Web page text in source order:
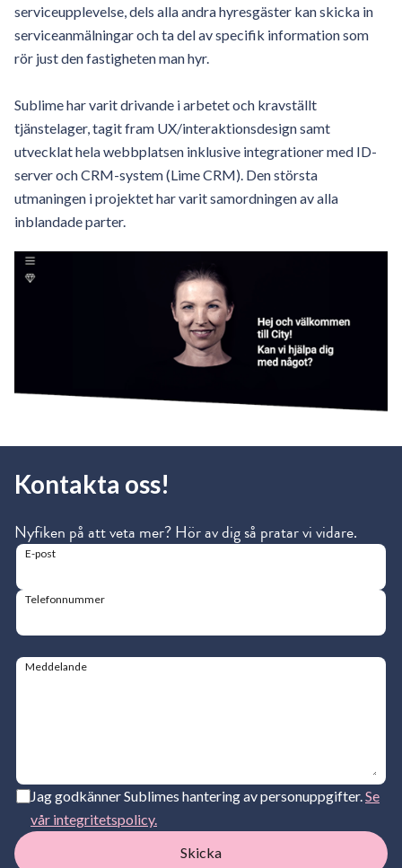
serviceupplevelse, dels alla andra hyresgäster kan skicka in
serviceanmälningar och ta del av specifik information som
rör just den fastigheten man hyr.
Sublime har varit drivande i arbetet och kravställt
tjänstelager, tagit fram UX/interaktionsdesign samt
utvecklat hela webbplatsen inklusive integrationer med ID-
server och CRM-system (Lime CRM). Den största
utmaningen i projektet har varit samordningen av alla
inblandade parter.
Kontakta oss!
Nyfiken på att veta mer? Hör av dig så pratar vi vidare.
E-post
Telefonnummer
Meddelande
Jag godkänner Sublimes hantering av personuppgifter.Se
vår integritetspolicy.